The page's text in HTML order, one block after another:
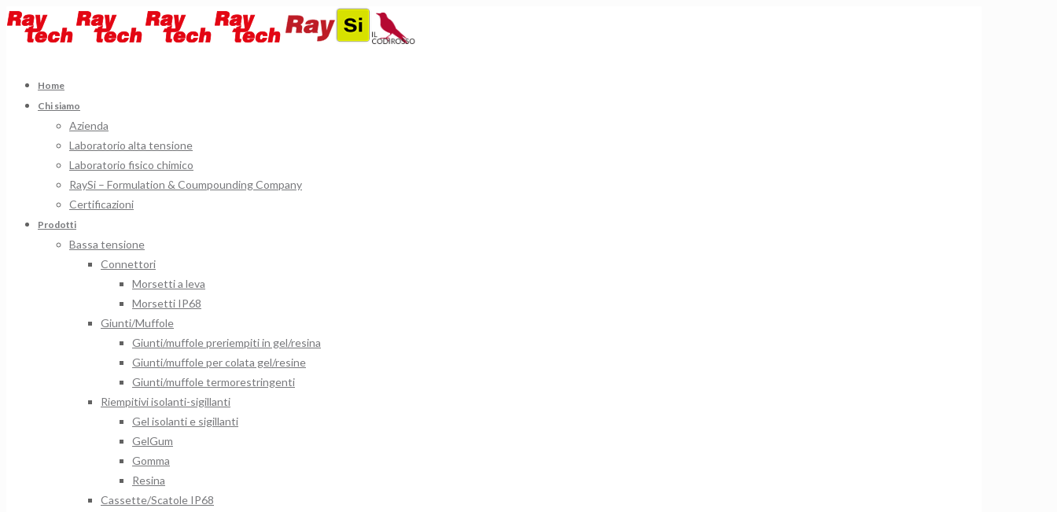
Home
Chi siamo
Azienda
Laboratorio alta tensione
Laboratorio fisico chimico
RaySi – Formulation & Coumpounding Company
Certificazioni
Prodotti
Bassa tensione
Connettori
Morsetti a leva
Morsetti IP68
Giunti/Muffole
Giunti/muffole preriempiti in gel/resina
Giunti/muffole per colata gel/resine
Giunti/muffole termorestringenti
Riempitivi isolanti-sigillanti
Gel isolanti e sigillanti
GelGum
Gomma
Resina
Cassette/Scatole IP68